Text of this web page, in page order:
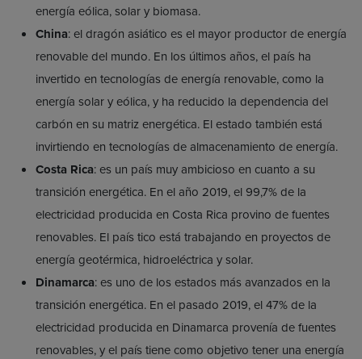
energía eólica, solar y biomasa.
China: el dragón asiático es el mayor productor de energía
renovable del mundo. En los últimos años, el país ha
invertido en tecnologías de energía renovable, como la
energía solar y eólica, y ha reducido la dependencia del
carbón en su matriz energética. El estado también está
invirtiendo en tecnologías de almacenamiento de energía.
Costa Rica: es un país muy ambicioso en cuanto a su
transición energética. En el año 2019, el 99,7% de la
electricidad producida en Costa Rica provino de fuentes
renovables. El país tico está trabajando en proyectos de
energía geotérmica, hidroeléctrica y solar.
Dinamarca: es uno de los estados más avanzados en la
transición energética. En el pasado 2019, el 47% de la
electricidad producida en Dinamarca provenía de fuentes
renovables, y el país tiene como objetivo tener una energía